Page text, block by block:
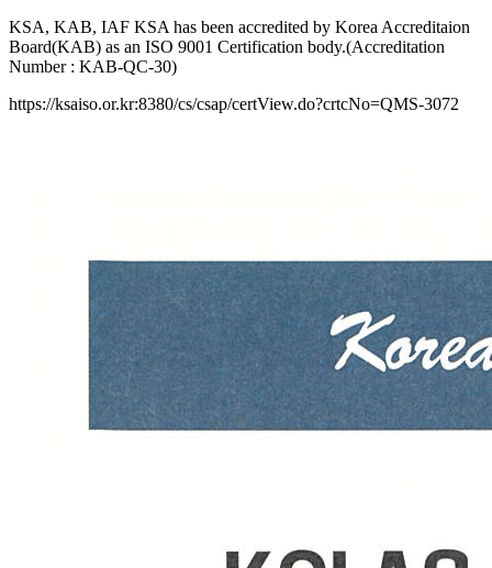
KSA, KAB, IAF KSA has been accredited by Korea Accreditaion
Board(KAB) as an ISO 9001 Certification body.(Accreditation
Number : KAB-QC-30)
https://ksaiso.or.kr:8380/cs/csap/certView.do?crtcNo=QMS-3072